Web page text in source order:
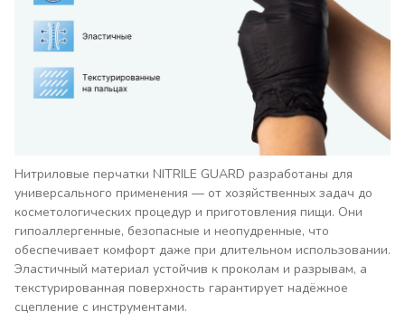
Нитриловые перчатки NITRILE GUARD разработаны для
универсального применения — от хозяйственных задач до
косметологических процедур и приготовления пищи. Они
гипоаллергенные, безопасные и неопудренные, что
обеспечивает комфорт даже при длительном использовании.
Эластичный материал устойчив к проколам и разрывам, а
текстурированная поверхность гарантирует надёжное
сцепление с инструментами.